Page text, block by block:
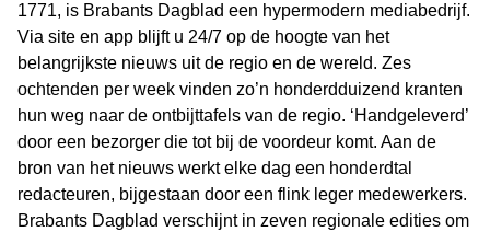
1771, is Brabants Dagblad een hypermodern mediabedrijf.
Via site en app blijft u 24/7 op de hoogte van het
belangrijkste nieuws uit de regio en de wereld. Zes
ochtenden per week vinden zo’n honderdduizend kranten
hun weg naar de ontbijttafels van de regio. ‘Handgeleverd’
door een bezorger die tot bij de voordeur komt. Aan de
bron van het nieuws werkt elke dag een honderdtal
redacteuren, bijgestaan door een flink leger medewerkers.
Brabants Dagblad verschijnt in zeven regionale edities om